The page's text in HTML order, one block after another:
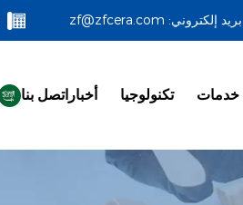
بريد إلكتروني: zf@zfcera.com
خدمات تكنولوجيا أخبار اتصل بنا